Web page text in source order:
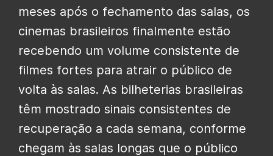
meses após o fechamento das salas, os
cinemas brasileiros finalmente estão
recebendo um volume consistente de
filmes fortes para atrair o público de
volta às salas. As bilheterias brasileiras
têm mostrado sinais consistentes de
recuperação a cada semana, conforme
chegam às salas longas que o público